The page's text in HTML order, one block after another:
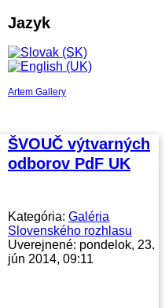
Jazyk
Artem Gallery
ŠVOUČ výtvarných
odborov PdF UK
Kategória: Galéria
Slovenského rozhlasu
Uverejnené: pondelok, 23.
jún 2014, 09:11